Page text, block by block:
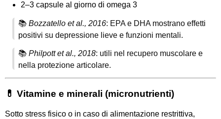
2–3 capsule al giorno di omega 3
📚 Bozzatello et al., 2016: EPA e DHA mostrano effetti
positivi su depressione lieve e funzioni mentali.
📚 Philpott et al., 2018: utili nel recupero muscolare e
nella protezione articolare.
💊 Vitamine e minerali (micronutrienti)
Sotto stress fisico o in caso di alimentazione restrittiva,